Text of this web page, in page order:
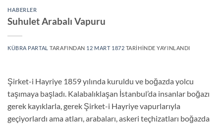
HABERLER
Suhulet Arabalı Vapuru
KÜBRA PARTAL TARAFINDAN 12 MART 1872 TARIHINDE YAYINLANDI
Şirket-i Hayriye 1859 yılında kuruldu ve boğazda yolcu
taşımaya başladı. Kalabalıklaşan İstanbul’da insanlar boğazı
gerek kayıklarla, gerek Şirket-i Hayriye vapurlarıyla
geçiyorlardı ama atları, arabaları, askeri teçhizatları boğazda